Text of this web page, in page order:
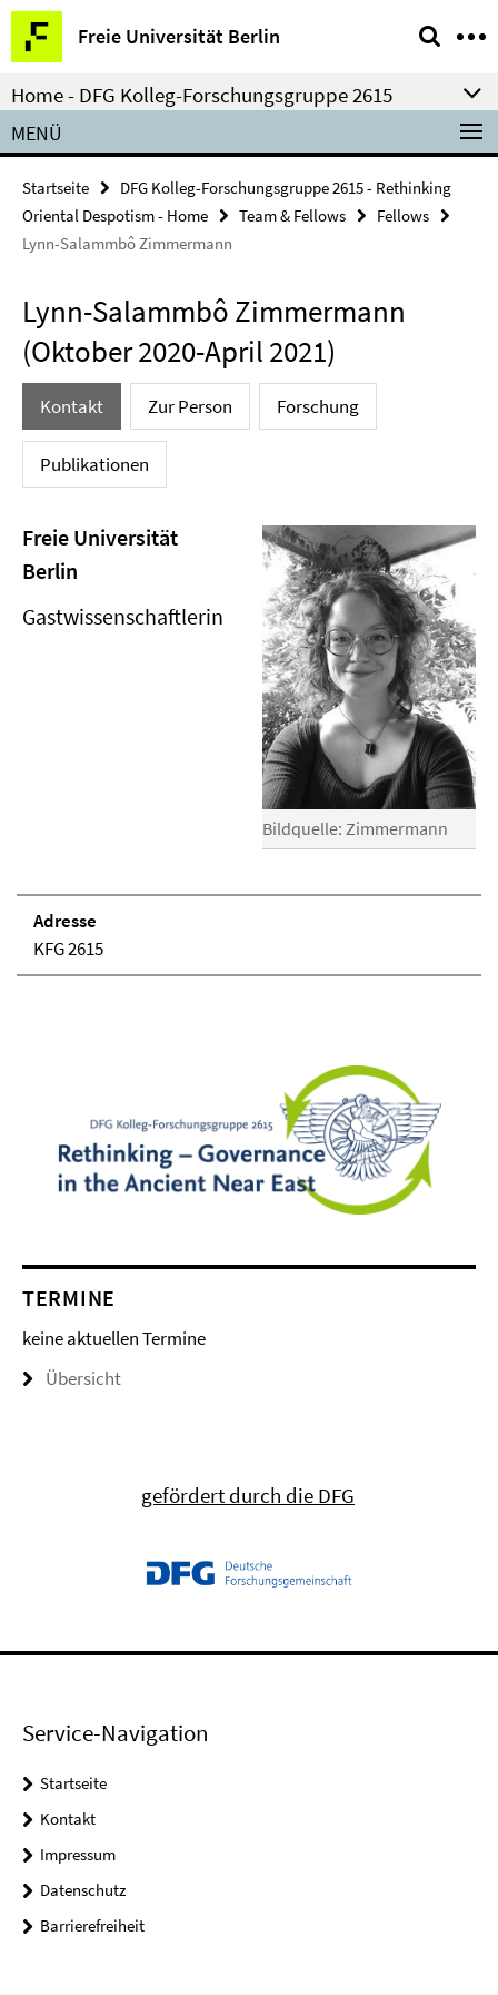
Springe
direkt
zu
Inhalt
Freie Universität Berlin
Service-
Navigation
Home - DFG Kolleg-Forschungsgruppe 2615
MENÜ
Startseite
DFG Kolleg-Forschungsgruppe 2615 - Rethinking
Oriental Despotism - Home
Team & Fellows
Fellows
Lynn-Salammbô Zimmermann
Lynn-Salammbô Zimmermann
(Oktober 2020-April 2021)
Kontakt Zur Person Forschung
Publikationen
Bildquelle: Zimmermann
Freie Universität
Berlin
Gastwissenschaftlerin
Adresse
KFG 2615
TERMINE
keine aktuellen Termine
Übersicht
gefördert durch die DFG
Service-Navigation
Startseite
Kontakt
Impressum
Datenschutz
Barrierefreiheit